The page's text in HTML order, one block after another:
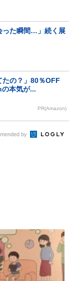
った瞬間…」続く展
たの？」80％OFF
本気が...
PR(Amazon)
by